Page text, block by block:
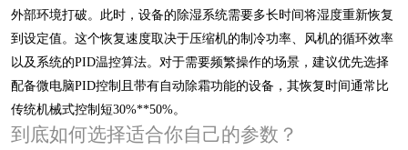
外部环境打破。此时，设备的除湿系统需要多长时间将湿度重新恢复
到设定值。这个恢复速度取决于压缩机的制冷功率、风机的循环效率
以及系统的PID温控算法。对于需要频繁操作的场景，建议优先选择
配备微电脑PID控制且带有自动除霜功能的设备，其恢复时间通常比
传统机械式控制短30%**50%。
到底如何选择适合你自己的参数？